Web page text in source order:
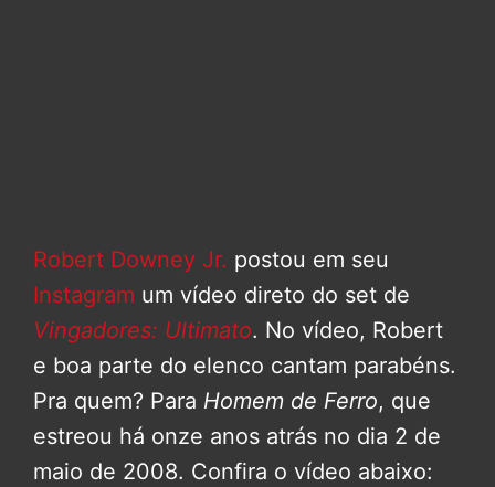
Robert Downey Jr. postou em seu
Instagram um vídeo direto do set de
Vingadores: Ultimato. No vídeo, Robert
e boa parte do elenco cantam parabéns.
Pra quem? Para Homem de Ferro, que
estreou há onze anos atrás no dia 2 de
maio de 2008. Confira o vídeo abaixo: